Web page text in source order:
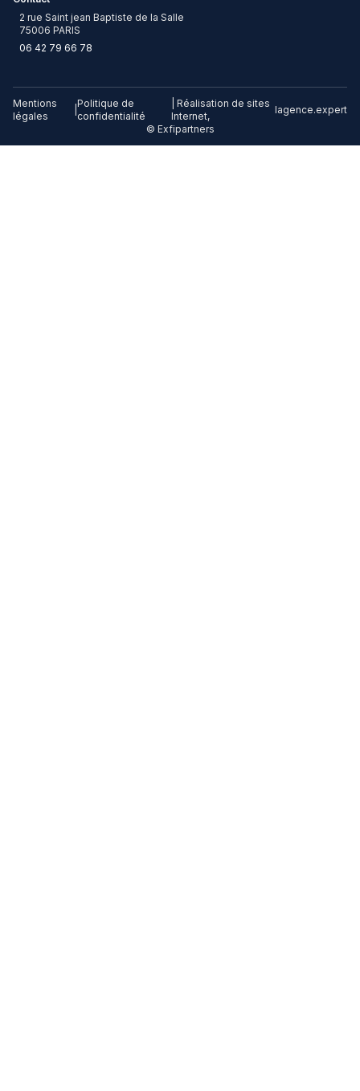
2 rue Saint jean Baptiste de la Salle
75006 PARIS
06 42 79 66 78
© Exfipartners
Mentions
légales
Politique de
confidentialité
| Réalisation de sites
Internet,
lagence.expert